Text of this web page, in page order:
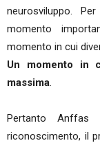
neurosviluppo.
momento
momento in cui
Un momento in
massima.
Pertanto Anffas
riconoscimento, il